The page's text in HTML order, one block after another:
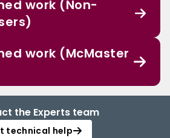
work (Non-
work (McMaster
the Experts team
technical help